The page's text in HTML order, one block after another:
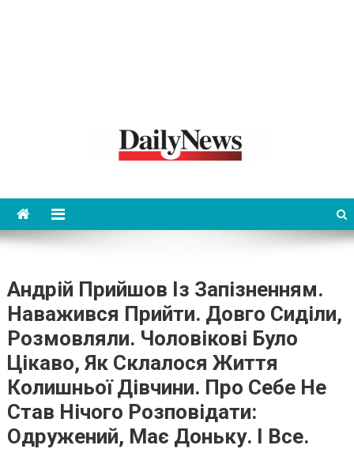
Андрій Прийшов Із Запізненням.
Наважився Прийти. Довго Сиділи,
Розмовляли. Чоловікові Було
Цікаво, Як Склалося Життя
Колишньої Дівчини. Про Себе Не
Став Нічого Розповідати:
Одружений, Має Доньку. І Все.